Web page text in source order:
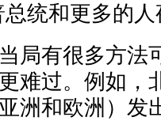
统和更多的人
有很多方法
难过。例如，
洲和欧洲）发